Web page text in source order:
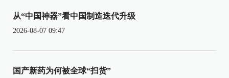
从“中国神器”看中国制造迭代升级
2026-08-07 09:47
国产新药为何被全球“扫货”